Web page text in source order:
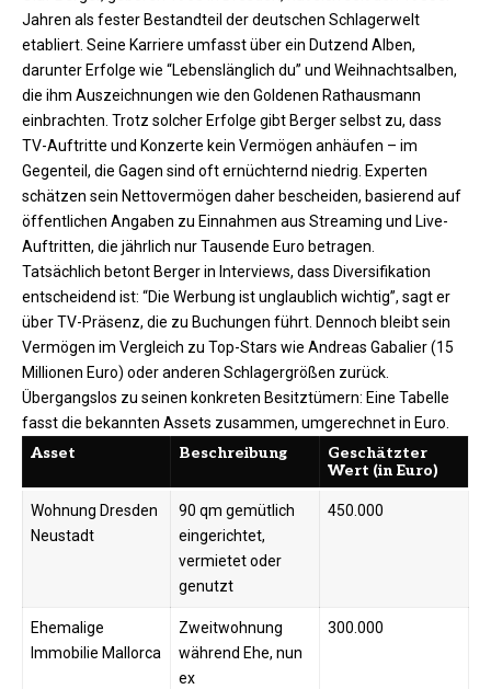
Jahren als fester Bestandteil der deutschen Schlagerwelt
etabliert. Seine Karriere umfasst über ein Dutzend Alben,
darunter Erfolge wie “Lebenslänglich du” und Weihnachtsalben,
die ihm Auszeichnungen wie den Goldenen Rathausmann
einbrachten. Trotz solcher Erfolge gibt Berger selbst zu, dass
TV-Auftritte und Konzerte kein Vermögen anhäufen – im
Gegenteil, die Gagen sind oft ernüchternd niedrig. Experten
schätzen sein Nettovermögen daher bescheiden, basierend auf
öffentlichen Angaben zu Einnahmen aus Streaming und Live-
Auftritten, die jährlich nur Tausende Euro betragen.​
Tatsächlich betont Berger in Interviews, dass Diversifikation
entscheidend ist: “Die Werbung ist unglaublich wichtig”, sagt er
über TV-Präsenz, die zu Buchungen führt. Dennoch bleibt sein
Vermögen im Vergleich zu Top-Stars wie Andreas Gabalier (15
Millionen Euro) oder anderen Schlagergrößen zurück.
Übergangslos zu seinen konkreten Besitztümern: Eine Tabelle
fasst die bekannten Assets zusammen, umgerechnet in Euro.​
Asset Beschreibung
Geschätzter
Wert (in Euro)
Wohnung Dresden
Neustadt
90 qm gemütlich
eingerichtet,
vermietet oder
genutzt ​
450.000
Ehemalige
Immobilie Mallorca
Zweitwohnung
während Ehe, nun
ex ​
300.000